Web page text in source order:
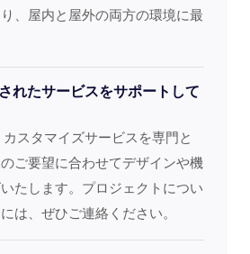
、屋内と屋外の両方の環境に最
れたサービスをサポートして
スタマイズサービスを専門と
ご要望に合わせてデザインや機
たします。プロジェクトについ
は、ぜひご連絡ください。